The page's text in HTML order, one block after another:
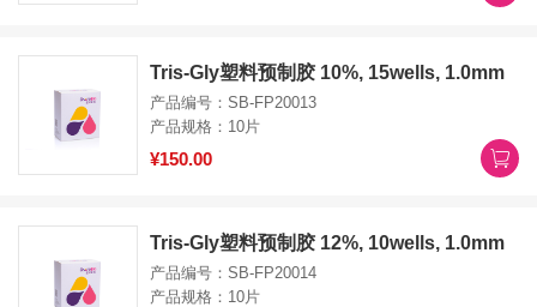
Tris-Gly塑料预制胶 10%, 15wells, 1.0mm
产品编号：SB-FP20013
产品规格：10片
¥150.00
Tris-Gly塑料预制胶 12%, 10wells, 1.0mm
产品编号：SB-FP20014
产品规格：10片